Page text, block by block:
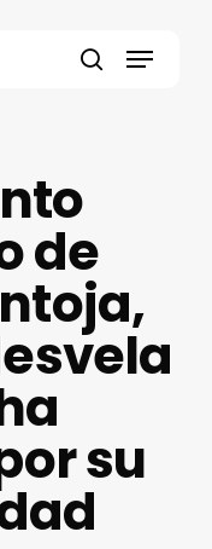
Menu
de
su